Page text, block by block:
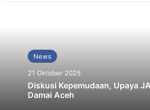
News
21 Oktober 2025
Diskusi Kepemudaan, Upaya
Damai Aceh